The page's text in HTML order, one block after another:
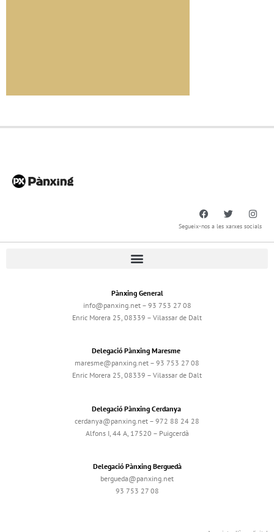
Segueix-nos a les xarxes socials
Pànxing General
info@panxing.net – 93 753 27 08
Enric Morera 25, 08339 – Vilassar de Dalt
Delegació Pànxing Maresme
maresme@panxing.net – 93 753 27 08
Enric Morera 25, 08339 – Vilassar de Dalt
Delegació Pànxing Cerdanya
cerdanya@panxing.net – 972 88 24 28
Alfons I, 44 A, 17520 – Puigcerdà
Delegació Pànxing Berguedà
bergueda@panxing.net
93 753 27 08